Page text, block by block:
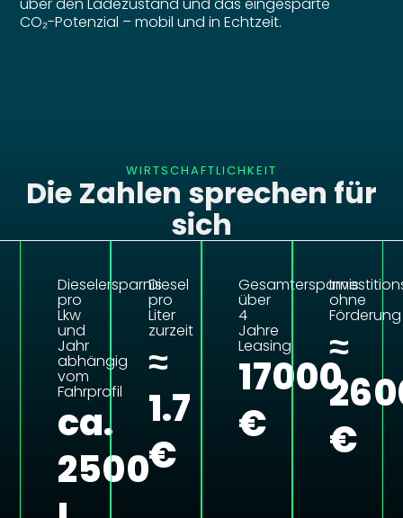
über den Ladezustand und das eingesparte
CO₂-Potenzial – mobil und in Echtzeit.
WIRTSCHAFTLICHKEIT
Die Zahlen sprechen für
sich
Dieselersparnis
pro
Lkw
und
Jahr
abhängig
vom
Fahrprofil
ca.
2500
Diesel
pro
Liter
zurzeit
≈
1.7
€
Gesamtersparnis
über
4
Jahre
Leasing
17000
€
ohne
Förderung
≈
€